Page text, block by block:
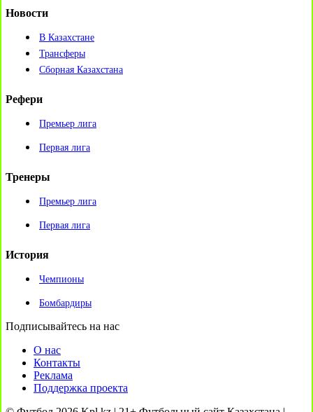
Новости
В Казахстане
Трансферы
Сборная Казахстана
Рефери
Премьер лига
Первая лига
Тренеры
Премьер лига
Первая лига
История
Чемпионы
Бомбардиры
Подписывайтесь на нас
О нас
Контакты
Реклама
Поддержка проекта